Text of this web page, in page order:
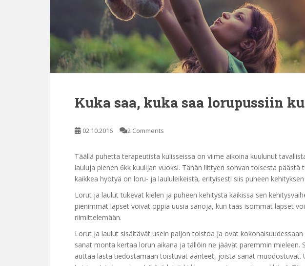
Kuka saa, kuka saa lorupussiin
02.10.2016 2 Comments
Täällä puhetta terapeutista kulisseissa on viime aikoina kuulunut
lauluja pienen 6kk kuulijan vuoksi. Tähän liittyen sohvan toisesta päästä
kaikkea hyötyä on loru- ja laululeikeistä, erityisesti siis puheen
Lorut ja laulut tukevat kielen ja puheen kehitystä kaikissa sen
pienimmät lapset voivat oppia uusia sanoja, kun taas isommat lapset
riimittelemään.
Lorut ja laulut sisältävät usein paljon toistoa ja ovat
sanat monta kertaa lorun aikana ja tällöin ne jäävät paremmin mieleen.
auttaa lasta tiedostamaan toistuvat äänteet, joista sanat muodostuvat.